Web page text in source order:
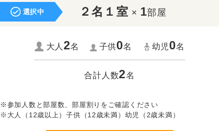
選択中 ２名１室 × 1部屋
大人2名 子供0名 幼児0名
合計人数2名
※参加人数と部屋数、部屋割りをご確認ください
※大人（12歳以上）子供（12歳未満）幼児（2歳未満）